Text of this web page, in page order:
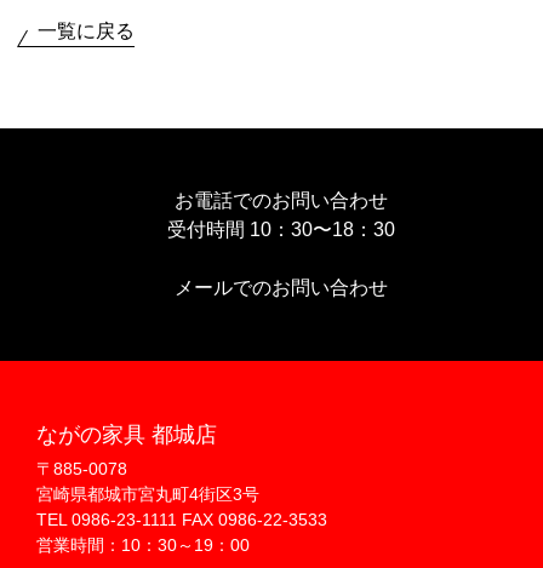
一覧に戻る
お電話でのお問い合わせ
受付時間 10：30〜18：30
メールでのお問い合わせ
ながの家具 都城店
〒885-0078
宮崎県都城市宮丸町4街区3号
TEL 0986-23-1111 FAX 0986-22-3533
営業時間：10：30～19：00